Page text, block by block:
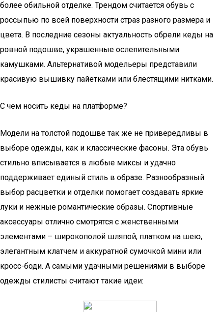
более обильной отделке. Трендом считается обувь с
россыпью по всей поверхности страз разного размера и
цвета. В последние сезоны актуальность обрели кеды на
ровной подошве, украшенные ослепительными
камушками. Альтернативой модельеры представили
красивую вышивку пайетками или блестящими нитками.
С чем носить кеды на платформе?
Модели на толстой подошве так же не привередливы в
выборе одежды, как и классические фасоны. Эта обувь
стильно вписывается в любые миксы и удачно
поддерживает единый стиль в образе. Разнообразный
выбор расцветки и отделки помогает создавать яркие
луки и нежные романтические образы. Спортивные
аксессуары отлично смотрятся с женственными
элементами – широкополой шляпой, платком на шею,
элегантным клатчем и аккуратной сумочкой мини или
кросс-боди. А самыми удачными решениями в выборе
одежды стилисты считают такие идеи: